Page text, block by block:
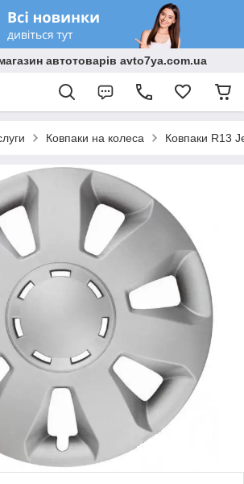
автотоварів avto7ya.com.ua
Ковпаки на колеса Ковпаки R13